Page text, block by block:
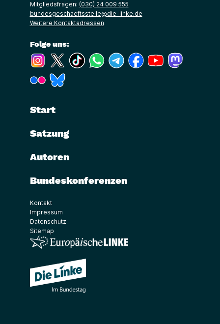
Mitgliedsfragen: (030) 24 009 555
bundesgeschaeftsstelle@die-linke.de
Weitere Kontaktadressen
Folge uns:
(Link öffnet ein neues Fenster)
(Link öffnet ein neues Fenster)
(Link öffnet ein neues Fenster)
(Link öffnet ein neues Fenster)
(Link öffnet ein neues Fenster)
(Link öffnet ein neues
(Link öffnet ein
(Link öffnet ein neues Fenster)
Start
Satzung
Autoren
Bundeskonferenzen
Kontakt
Impressum
Datenschutz
Sitemap
(Link öffnet ein neues Fenster)